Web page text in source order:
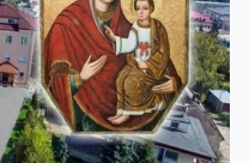
у вірі, відкривати свої
Аніматора (ШХА) — місця,